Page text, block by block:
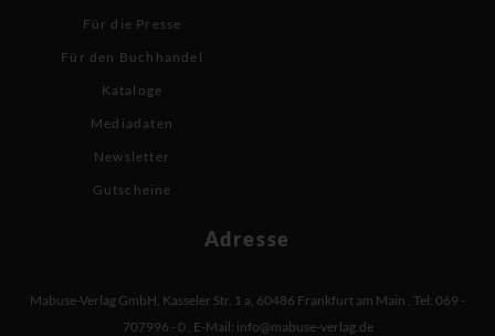
Für die Presse
Für den Buchhandel
Kataloge
Mediadaten
Newsletter
Gutscheine
Adresse
Mabuse-Verlag GmbH Kasseler Str. 1 a 60486 Frankfurt am Main Tel: 069 -
707996 - 0 E-Mail: info@mabuse-verlag.de